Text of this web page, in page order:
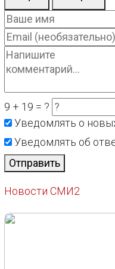
9 + 19 = ?
Уведомлять о
Уведомлять об
Отправить
Новости СМИ2